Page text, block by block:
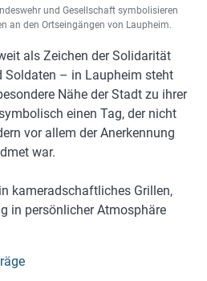
und Gesellschaft symbolisieren
an den Ortseingängen von Laupheim.
als Zeichen der Solidarität
Soldaten – in Laupheim steht
Nähe der Stadt zu ihrer
einen Tag, der nicht
vor allem der Anerkennung
war.
kameradschaftliches Grillen,
in persönlicher Atmosphäre